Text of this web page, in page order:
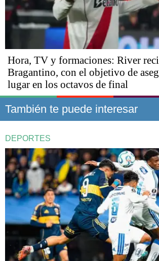
Hora, TV y formaciones: River
Bragantino, con el objetivo de
lugar en los octavos de final
También te puede interesar
DEPORTES